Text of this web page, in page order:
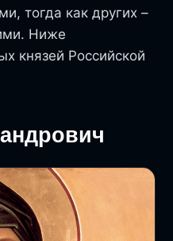
тогда как других –
Ниже
князей Российской